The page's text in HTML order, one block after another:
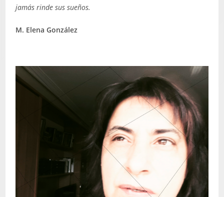
jamás rinde sus sueños.
M. Elena González